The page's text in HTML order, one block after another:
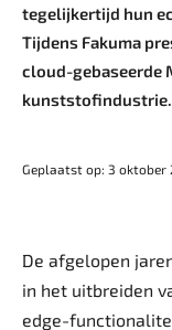
tegelijkertijd hun
Tijdens Fakuma
cloud-gebaseerde
kunststofindustrie.
Geplaatst op: 3
De afgelopen
in het uitbreiden
edge-